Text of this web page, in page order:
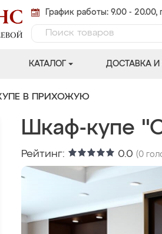
График работы: 9.00 - 20.00,
КАТАЛОГ ДОСТАВКА И
В ПРИХОЖУЮ
Шкаф-купе
Рейтинг: 0.0 (0